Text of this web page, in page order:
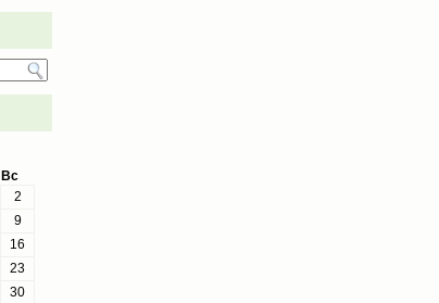
Вс
2
9
16
23
30